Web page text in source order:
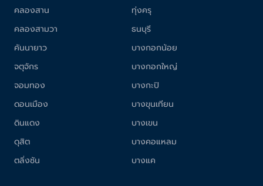
คลองสาน
คลองสามวา
คันนายาว
จตุจักร
จอมทอง
ดอนเมือง
ดินแดง
ดุสิต
ตลิ่งชัน
ทุ่งครุ
ธนบุรี
บางกอกน้อย
บางกอกใหญ่
บางกะปิ
บางขุนเทียน
บางเขน
บางคอแหลม
บางแค